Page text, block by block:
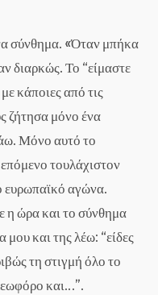
σύνθημα. «Όταν μπήκα
διαρκώς. Το “είμαστε
κάποιες από τις
ζήτησα μόνο ένα
Μόνο αυτό το
τουλάχιστον
ευρωπαϊκό αγώνα.
η ώρα και το σύνθημα
και της λέω: “είδες
τη στιγμή όλο το
και…”.